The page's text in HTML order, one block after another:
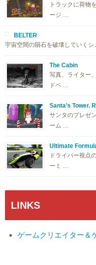
トラックに荷物
ージ …
BELTER
宇宙空間の隕石を破壊していく
The Cabin
写真、ライター
ドベ …
Santa’s Tower.
サンタのプレゼ
ーム …
Ultimate
ドライバー視点
ーミ …
LINKS
ゲームクリエイター＆